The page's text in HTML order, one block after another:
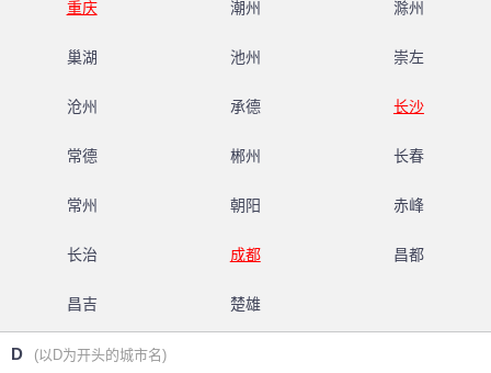
重庆 潮州 滁州
巢湖 池州 崇左
沧州 承德 长沙
常德 郴州 长春
常州 朝阳 赤峰
长治 成都 昌都
昌吉 楚雄
D (以D为开头的城市名)